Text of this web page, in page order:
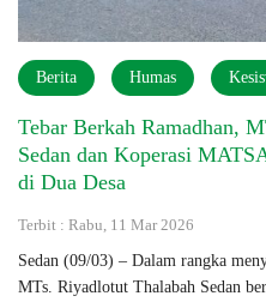
Berita Humas
Tebar Berkah Ramadhan,
Sedan dan Koperasi
di Dua Desa
Terbit : Rabu, 11 Mar 2026
Sedan (09/03) – Dalam rangka
MTs. Riyadlotut Thalabah Sedan